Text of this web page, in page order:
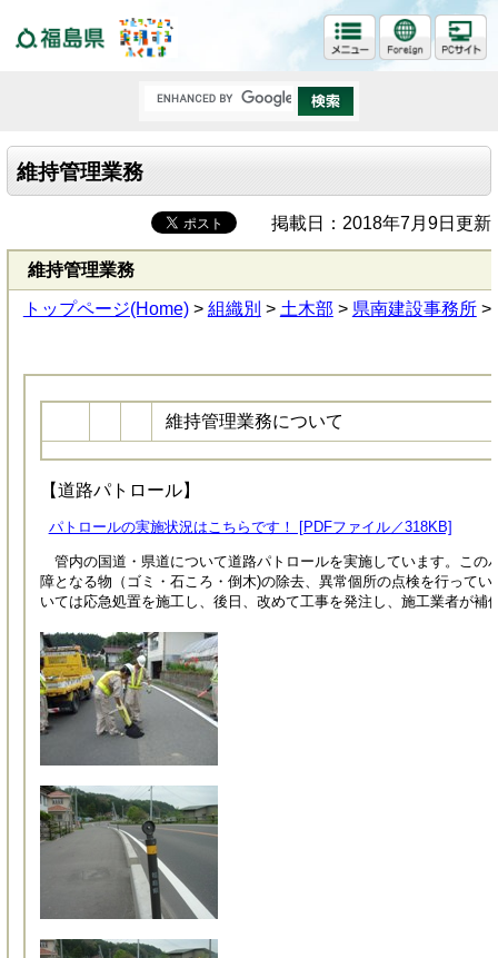
維持管理業務
掲載日：2018年7月9日更新
維持管理業務
トップページ(Home)> 組織別 > 土木部 > 県南建設事務所>
維持管理業務について
【道路パトロール】
パトロールの実施状況はこちらです！ [PDFファイル／318KB]
管内の国道・県道について道路パトロールを実施しています。この
障となる物（ゴミ・石ころ・倒木)の除去、異常個所の点検を行って
いては応急処置を施工し、後日、改めて工事を発注し、施工業者が補